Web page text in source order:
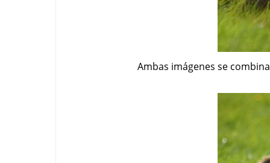
Ambas imágenes se